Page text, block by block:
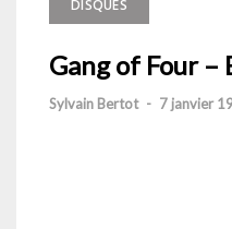
DISQUES
Gang of Four
Sylvain Bertot - 7 janvier